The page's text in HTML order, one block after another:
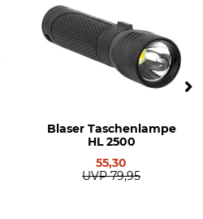
Ledlenser
Modellbezeichnung
Blaser Taschenlampe
HL 2500
55,30
UVP 79,95